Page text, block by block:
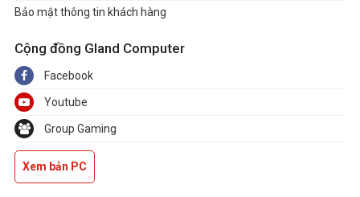
Bảo mật thông tin khách hàng
Cộng đồng Gland Computer
Facebook
Youtube
Group Gaming
Xem bản PC